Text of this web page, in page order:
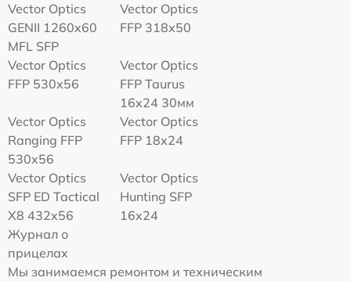
Vector Optics
GENII 1260x60
MFL SFP
Vector Optics
FFP 318x50
Vector Optics
FFP 530x56
Vector Optics
FFP Taurus
16x24 30мм
Vector Optics
Ranging FFP
530x56
Vector Optics
FFP 18x24
Vector Optics
SFP ED Tactical
X8 432x56
Vector Optics
Hunting SFP
16x24
Журнал о
прицелах
Мы занимаемся ремонтом и техническим